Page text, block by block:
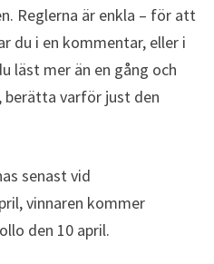
Reglerna är enkla – för att
du i en kommentar, eller i
läst mer än en gång och
berätta varför just den
senast vid
vinnaren kommer
den 10 april.